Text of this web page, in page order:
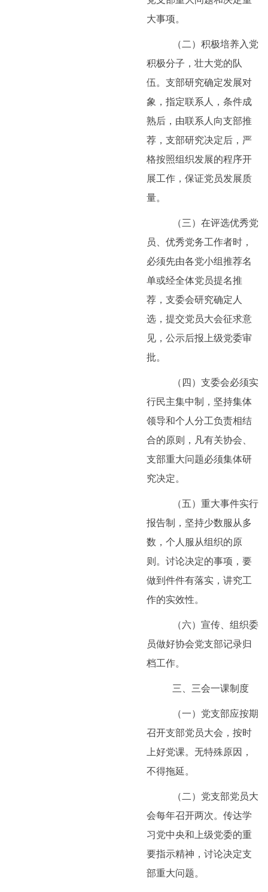
大事项。
（二）积极培养入党
积极分子，壮大党的队
伍。支部研究确定发展对
象，指定联系人，条件成
熟后，由联系人向支部推
荐，支部研究决定后，严
格按照组织发展的程序开
展工作，保证党员发展质
量。
（三）在评选优秀党
员、优秀党务工作者时，
必须先由各党小组推荐名
单或经全体党员提名推
荐，支委会研究确定人
选，提交党员大会征求意
见，公示后报上级党委审
批。
（四）支委会必须实
行民主集中制，坚持集体
领导和个人分工负责相结
合的原则，凡有关协会、
支部重大问题必须集体研
究决定。
（五）重大事件实行
报告制，坚持少数服从多
数，个人服从组织的原
则。讨论决定的事项，要
做到件件有落实，讲究工
作的实效性。
（六）宣传、组织委
员做好协会党支部记录归
档工作。
三、三会一课制度
（一）党支部应按期
召开支部党员大会，按时
上好党课。无特殊原因，
不得拖延。
（二）党支部党员大
会每年召开两次。传达学
习党中央和上级党委的重
要指示精神，讨论决定支
部重大问题。